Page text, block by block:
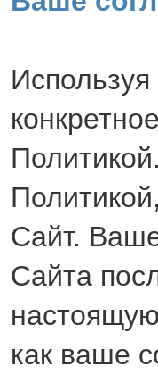
Сайт.
Сайта
как ваше